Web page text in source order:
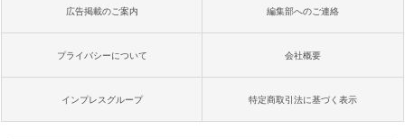
広告掲載のご案内 編集部へのご連絡
プライバシーについて 会社概要
インプレスグループ 特定商取引法に基づく表示